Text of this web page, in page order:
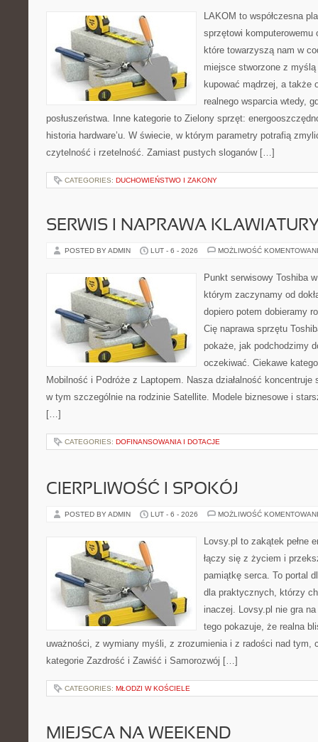
LAKOM to współczesna
sprzętowi komputerowemu
które towarzyszą nam w
miejsce stworzone z
kupować mądrzej, a także
realnego wsparcia wtedy,
posłuszeństwa. Inne kategorie to Zielony sprzęt:
historia hardware’u. W świecie, w którym parametry potrafią
czytelność i rzetelność. Zamiast pustych sloganów […]
CATEGORIES: DUCHOWIEŃSTWO I ZAKONY
SERWIS I NAPRAWA
POSTED BY ADMIN LUT - 6 - 2026 MOŻLIWOŚĆ
Punkt serwisowy Toshiba
którym zaczynamy od
dopiero potem dobieramy
Cię naprawa sprzętu
pokaże, jak podchodzimy
oczekiwać. Ciekawe
Mobilność i Podróże z Laptopem. Nasza działalność koncentruje
w tym szczególnie na rodzinie Satellite. Modele biznesowe i
[…]
CATEGORIES: DOFINANSOWANIA I DOTACJE
CIERPLIWOŚĆ I SPOKÓJ
POSTED BY ADMIN LUT - 6 - 2026 MOŻLIWOŚĆ
Lovsy.pl to zakątek pełne
łączy się z życiem i
pamiątkę serca. To portal
dla praktycznych, którzy
inaczej. Lovsy.pl nie gra
tego pokazuje, że realna
uważności, z wymiany myśli, z zrozumienia i z radości nad tym,
kategorie Zazdrość i Zawiść i Samorozwój […]
CATEGORIES: MŁODZI W KOŚCIELE
MIEJSCA NA WEEKEND